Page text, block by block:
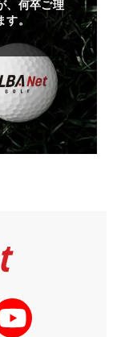
、何卒ご理
す。